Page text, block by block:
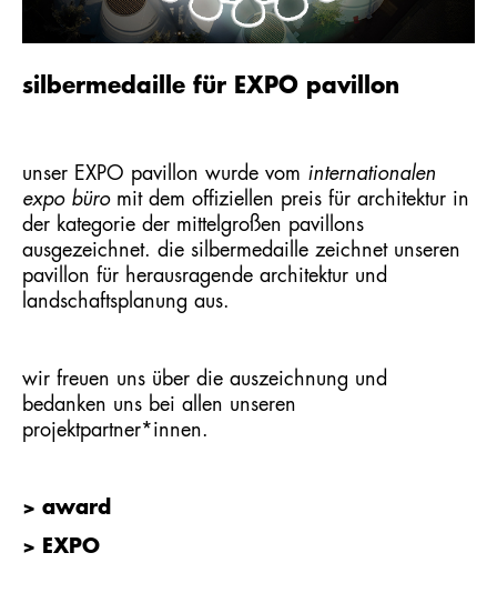
silbermedaille für EXPO pavillon
unser EXPO pavillon wurde vom internationalen
expo büromit dem offiziellen preis für architektur in
der kategorie der mittelgroßen pavillons
ausgezeichnet. die silbermedaille zeichnet unseren
pavillon für herausragende architektur und
landschaftsplanung aus.
wir freuen uns über die auszeichnung und
bedanken uns bei allen unseren
projektpartner*innen.
> award
> EXPO